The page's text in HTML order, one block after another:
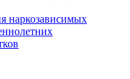
наркозависимых